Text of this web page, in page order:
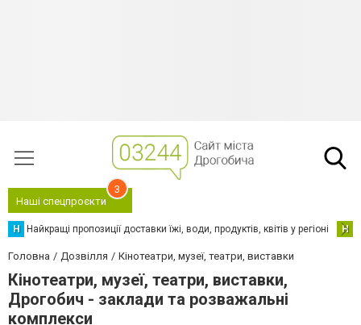
Наші спецпроєкти
3
Н Найкращі пропозиції доставки їжі, води, продуктів, квітів у регіоні Н
Головна Дозвілля Кінотеатри, музеї, театри, виставки
Кінотеатри, музеї, театри, виставки,
Дрогобич - заклади та розважальні
комплекси